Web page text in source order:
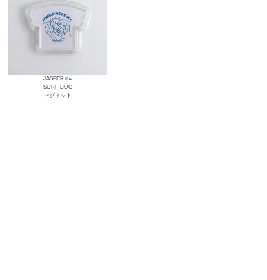
JASPER the
SURF DOG
マグネット